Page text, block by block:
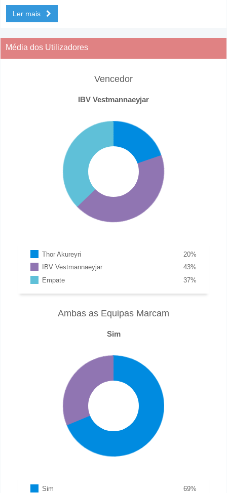
Ler mais
Média dos Utilizadores
Vencedor
IBV Vestmannaeyjar
Thor Akureyri %
20
IBV Vestmannaeyjar
%
43
Empate
%
37
Ambas as Equipas Marcam
Sim
Sim %
69